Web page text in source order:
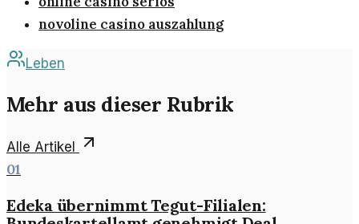
novoline casino auszahlung
Leben
Mehr aus dieser Rubrik
Alle Artikel
01
Edeka übernimmt Tegut-Filialen: